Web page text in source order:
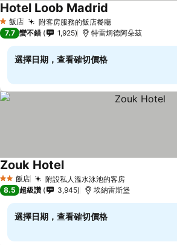
1 星級
飯店 附客房服務的飯店餐廳
Hotel Loob Madrid
7.7 蠻不錯 1,925 特雷炯德阿朵茲
選擇日期，查看確切價格
2 星級飯店 附設私人溫水泳池的客房
Zouk Hotel
8.5 超級讚 3,945 埃納雷斯堡
選擇日期，查看確切價格